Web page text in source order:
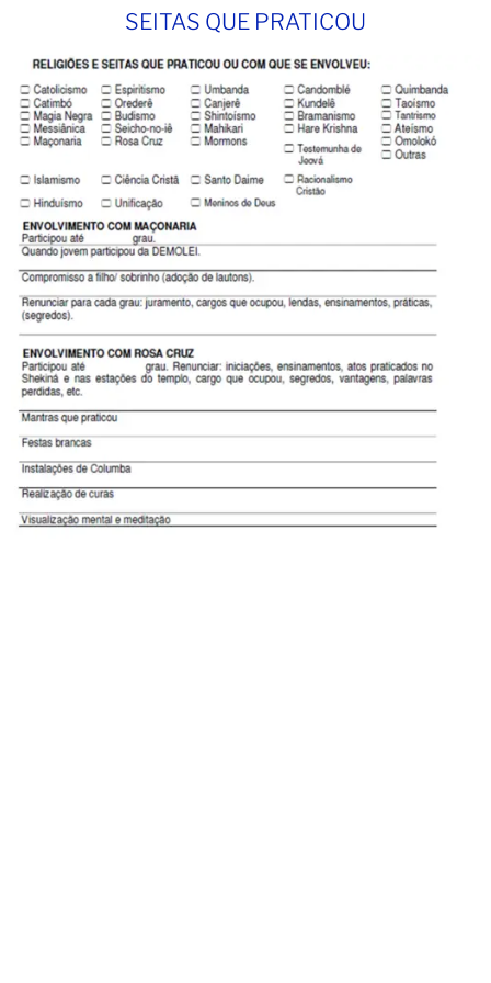
SEITAS QUE PRATICOU